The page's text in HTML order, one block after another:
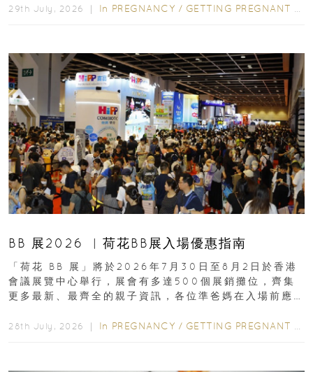
29th July, 2026 ｜ In PREGNANCY / GETTING PREGNANT
BB 展2026 ︳荷花BB展入場優惠指南
「荷花 BB 展」將於2026年7月30日至8月2日於香港
會議展覽中心舉行，展會有多達500個展銷攤位，齊集
更多最新、最齊全的親子資訊，各位準爸媽在入場前應
28th July, 2026 ｜ In PREGNANCY / GETTING PREGNANT